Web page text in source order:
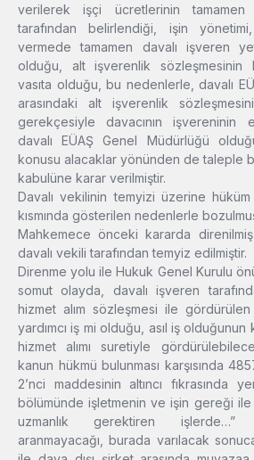
verilerek işçi ücretlerinin tamamen
tarafından belirlendiği, işin
vermede tamamen davalı işveren
olduğu, alt işverenlik sözleşmesinin
vasıta olduğu, bu nedenlerle, davalı
arasındaki alt işverenlik
gerekçesiyle davacının işvereninin
davalı EÜAŞ Genel Müdürlüğü
konusu alacaklar yönünden de taleple
kabulüne karar verilmiştir.
Davalı vekilinin temyizi üzerine
kısmında gösterilen nedenlerle
Mahkemece önceki kararda
davalı vekili tarafından temyiz edilmiştir.
Direnme yolu ile Hukuk Genel Kurulu
somut olayda, davalı işveren
hizmet alım sözleşmesi ile
yardımcı iş mi olduğu, asıl iş olduğunun
hizmet alımı suretiyle
kanun hükmü bulunması karşısında
2’nci maddesinin altıncı fıkrasında
bölümünde işletmenin ve işin gereği
uzmanlık gerektiren işlerde…”
aranmayacağı, burada varılacak